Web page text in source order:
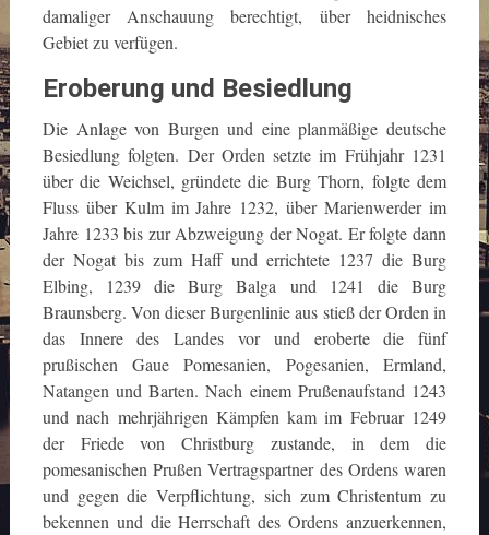
damaliger Anschauung berechtigt, über heidnisches
Gebiet zu verfügen.
Eroberung und Besiedlung
Die Anlage von Burgen und eine planmäßige deutsche
Besiedlung folgten. Der Orden setzte im Frühjahr 1231
über die Weichsel, gründete die Burg Thorn, folgte dem
Fluss über Kulm im Jahre 1232, über Marienwerder im
Jahre 1233 bis zur Abzweigung der Nogat. Er folgte dann
der Nogat bis zum Haff und errichtete 1237 die Burg
Elbing, 1239 die Burg Balga und 1241 die Burg
Braunsberg. Von dieser Burgenlinie aus stieß der Orden in
das Innere des Landes vor und eroberte die fünf
prußischen Gaue Pomesanien, Pogesanien, Ermland,
Natangen und Barten. Nach einem Prußenaufstand 1243
und nach mehrjährigen Kämpfen kam im Februar 1249
der Friede von Christburg zustande, in dem die
pomesanischen Prußen Vertragspartner des Ordens waren
und gegen die Verpflichtung, sich zum Christentum zu
bekennen und die Herrschaft des Ordens anzuerkennen,